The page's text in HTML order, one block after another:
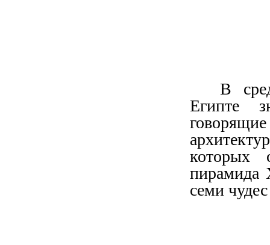
В
Египте
которых
пирамида
семи